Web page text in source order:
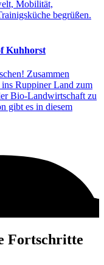
Mobilität,
begrüßen.
Kuhhorst
Zusammen
Ruppiner Land zum
Bio-Landwirtschaft zu
gibt es in diesem
Fortschritte